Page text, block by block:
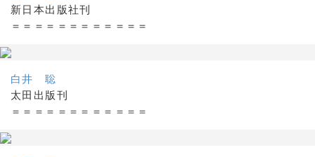
新日本出版社刊
＝＝＝＝＝＝＝＝＝＝＝＝
白井 聡
太田出版刊
＝＝＝＝＝＝＝＝＝＝＝＝